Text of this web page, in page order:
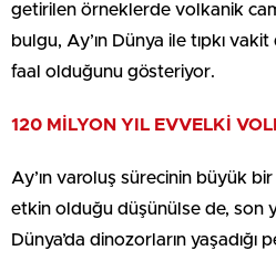
getirilen örneklerde volkanik
bulgu, Ay’ın Dünya ile tıpkı
faal olduğunu gösteriyor.
120 MİLYON YIL EVVELKİ
Ay’ın varoluş sürecinin büyük
etkin olduğu düşünülse de, son
Dünya’da dinozorların yaşadığı